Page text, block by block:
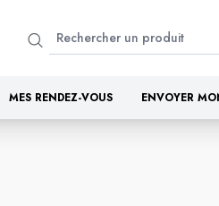
MES RENDEZ-VOUS ENVOYER